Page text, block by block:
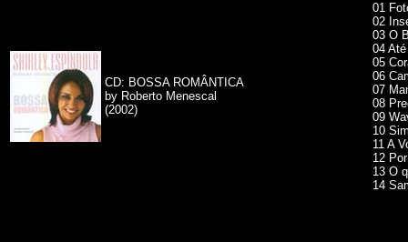
CD: BOSSA ROMÂNTICA
by Roberto Menescal
(2002)
01
02
03 O
04
05
06
07
08
09
10
11 A
12
13 O
14